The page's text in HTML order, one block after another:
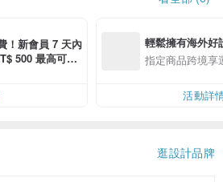
！新會員 7 天內
500 最高可折
輕鬆擁有海外好
指定商品跨境享
活動詳
逛設計品牌